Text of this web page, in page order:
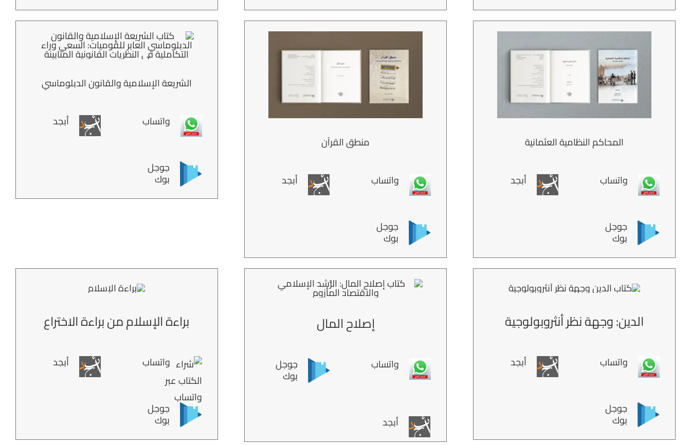
المحاكم النظامية العثمانية
واتساب أبجد
جوجل
بوك
منطق القرآن
واتساب أبجد
جوجل
بوك
الشريعة الإسلامية والقانون الدبلوماسي
واتساب أبجد
جوجل
بوك
الدين: وجهة نظر أنثروبولوجية
واتساب أبجد
جوجل
بوك
إصلاح المال
واتساب جوجل
بوك
أبجد
براءة الإسلام من براءة الاختراع
واتساب أبجد
جوجل
بوك